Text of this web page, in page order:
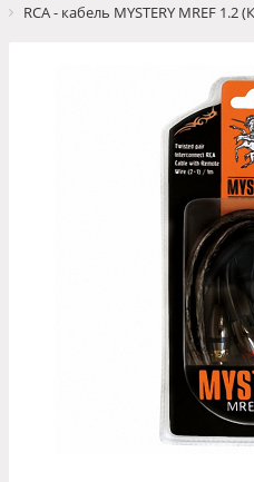
RCA - кабель MYSTERY MREF